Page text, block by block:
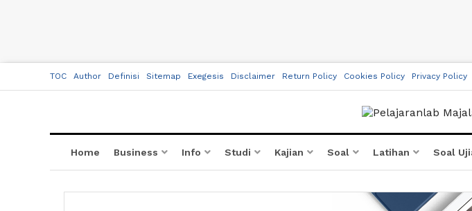
TOC Author Definisi Sitemap Exegesis Disclaimer Return Policy Cookies Policy Privacy Policy
Home Business Info Studi Kajian Soal Latihan Soal